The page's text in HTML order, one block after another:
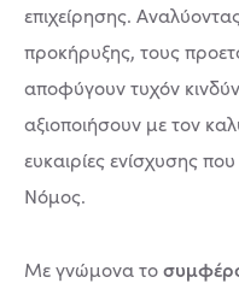
επιχείρησης.
προκήρυξης, τους
αποφύγουν τυχόν
αξιοποιήσουν με τον
ευκαιρίες ενίσχυσης
Νόμος.
Με γνώμονα το